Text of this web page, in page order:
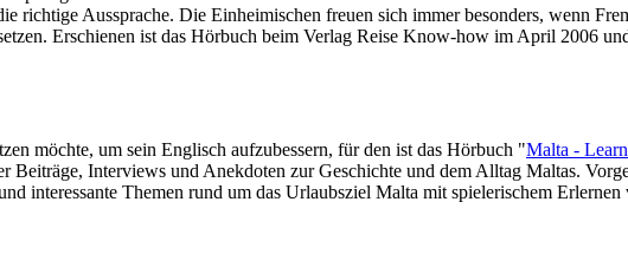
richtige Aussprache. Die Einheimischen freuen sich immer besonders, wenn
Erschienen ist das Hörbuch beim Verlag Reise Know-how im April 2006
möchte, um sein Englisch aufzubessern, für den ist das Hörbuch "Malta -
Beiträge, Interviews und Anekdoten zur Geschichte und dem Alltag Maltas.
interessante Themen rund um das Urlaubsziel Malta mit spielerischem